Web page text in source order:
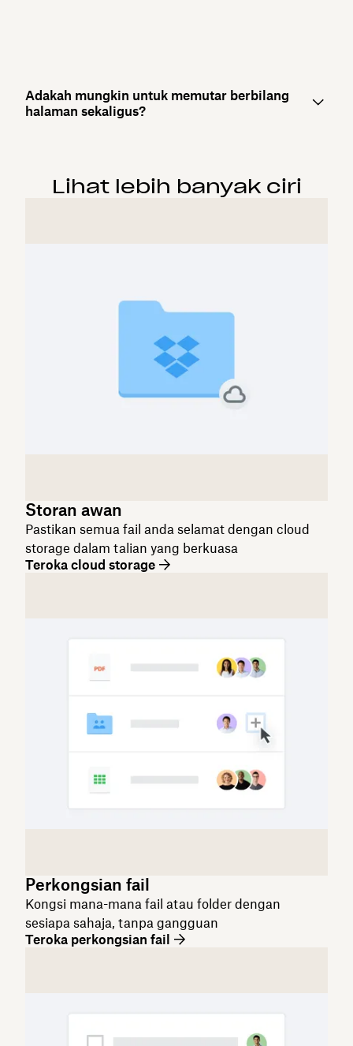
Adakah mungkin untuk memutar berbilang
halaman sekaligus?
Lihat lebih banyak ciri
Storan awan
Pastikan semua fail anda selamat dengan cloud
storage dalam talian yang berkuasa
Teroka cloud storage
Perkongsian fail
Kongsi mana-mana fail atau folder dengan
sesiapa sahaja, tanpa gangguan
Teroka perkongsian fail